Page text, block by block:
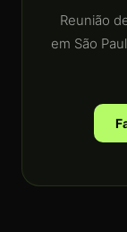
Reunião
em São